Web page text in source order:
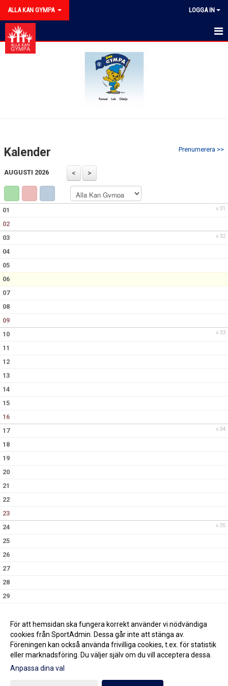
ALLA KAN GYMPA LOGGA IN
HEM
Prenumerera >>
Kalender
AUGUSTI 2026
v.31
01
02
v.32
03
04
05
06
07
08
09
v.33
10
11
12
13
14
15
16
v.34
17
18
19
20
21
22
23
v.35
24
25
26
27
28
29
Gå till Webbversion
För att hemsidan ska fungera korrekt använder vi nödvändiga
cookies från SportAdmin. Dessa går inte att stänga av.
Föreningen kan också använda frivilliga cookies, t.ex. för statistik
eller marknadsföring. Du väljer själv om du vill acceptera dessa.
Anpassa dina val